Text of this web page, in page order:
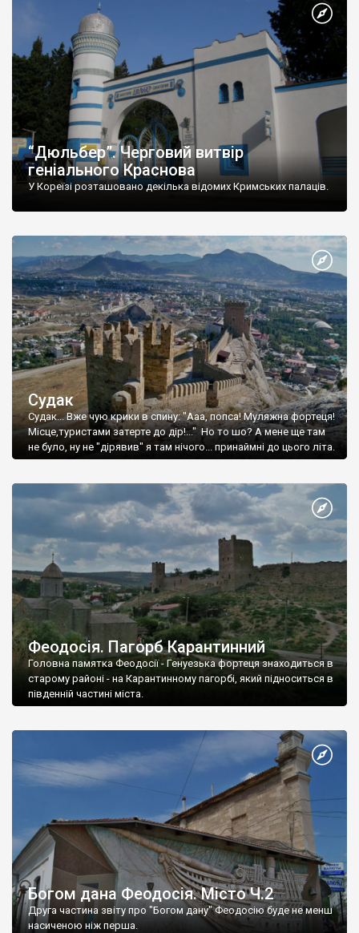
“Дюльбер”. Черговий витвір
геніального Краснова
У Кореїзі розташовано декілька відомих Кримських палаців.
Судак
Судак... Вже чую крики в спину: "Ааа, попса! Муляжна фортеця!
Місце,туристами затерте до дір!..." Но то шо? А мене ще там
не було, ну не "дірявив" я там нічого... принаймні до цього літа.
Феодосія. Пагорб Карантинний
Головна памятка Феодосії - Генуезька фортеця знаходиться в
старому районі - на Карантинному пагорбі, який підноситься в
південній частині міста.
Богом дана Феодосія. Місто Ч.2
Друга частина звіту про "Богом дану" Феодосію буде не менш
насиченою ніж перша.